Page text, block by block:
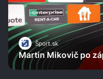
Šport.sk
Martin Mikovič po